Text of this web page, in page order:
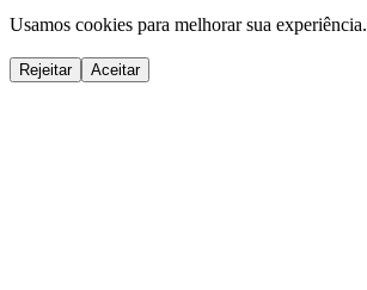
Usamos cookies para melhorar sua experiência.
Rejeitar Aceitar